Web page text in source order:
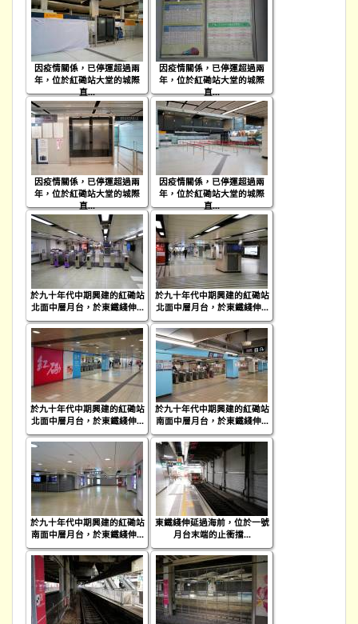
因疫情關係，已停運超過兩
年，位於紅磡站大堂的城際
直...
因疫情關係，已停運超過兩
年，位於紅磡站大堂的城際
直...
因疫情關係，已停運超過兩
年，位於紅磡站大堂的城際
直...
因疫情關係，已停運超過兩
年，位於紅磡站大堂的城際
直...
於九十年代中期興建的紅磡站
北面中層月台，於東鐵綫伸...
於九十年代中期興建的紅磡站
北面中層月台，於東鐵綫伸...
於九十年代中期興建的紅磡站
北面中層月台，於東鐵綫伸...
於九十年代中期興建的紅磡站
南面中層月台，於東鐵綫伸...
於九十年代中期興建的紅磡站
南面中層月台，於東鐵綫伸...
東鐵綫伸延過海前，位於一號
月台末端的止衝擋...